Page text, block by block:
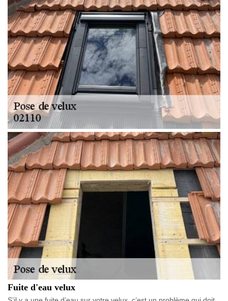
Fuite d'eau velux